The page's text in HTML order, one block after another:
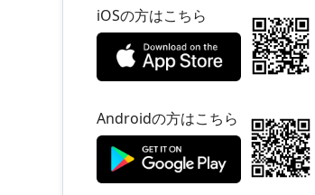
iOSの方はこちら
Androidの方はこちら